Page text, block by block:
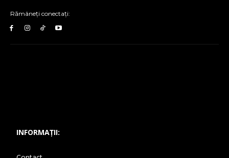
Rămâneți conectați:
INFORMAȚII: